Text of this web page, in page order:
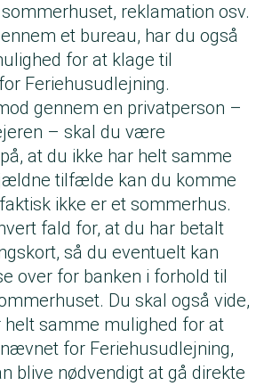
reklamation osv.
et bureau, har du også
for at klage til
Feriehusudlejning.
gennem en privatperson –
– skal du være
at du ikke har helt samme
tilfælde kan du komme
ikke er et sommerhus.
fald for, at du har betalt
så du eventuelt kan
over for banken i forhold til
Du skal også vide,
helt samme mulighed for at
for Feriehusudlejning,
blive nødvendigt at gå direkte